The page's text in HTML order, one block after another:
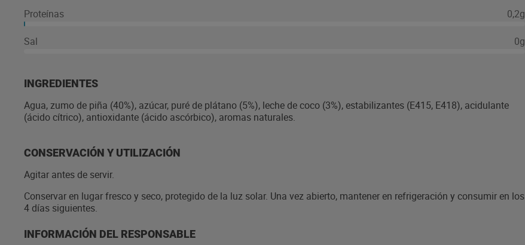
Proteínas
0,2g
Sal 0g
INGREDIENTES
Agua, zumo de piña (40%), azúcar, puré de plátano (5%), leche de coco (3%), estabilizantes (E415, E418), acidulante
(ácido cítrico), antioxidante (ácido ascórbico), aromas naturales.
CONSERVACIÓN Y UTILIZACIÓN
Agitar antes de servir.
Conservar en lugar fresco y seco, protegido de la luz solar. Una vez abierto, mantener en refrigeración y consumir en los
4 días siguientes.
INFORMACIÓN DEL RESPONSABLE